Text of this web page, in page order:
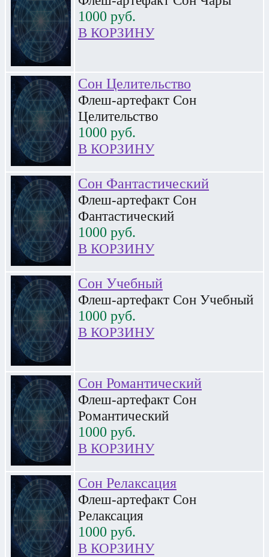
1000 руб.
В КОРЗИНУ
Сон Целительство
Флеш-артефакт Сон
Целительство
1000 руб.
В КОРЗИНУ
Сон Фантастический
Флеш-артефакт Сон
Фантастический
1000 руб.
В КОРЗИНУ
Сон Учебный
Флеш-артефакт Сон Учебный
1000 руб.
В КОРЗИНУ
Сон Романтический
Флеш-артефакт Сон
Романтический
1000 руб.
В КОРЗИНУ
Сон Релаксация
Флеш-артефакт Сон
Релаксация
1000 руб.
В КОРЗИНУ